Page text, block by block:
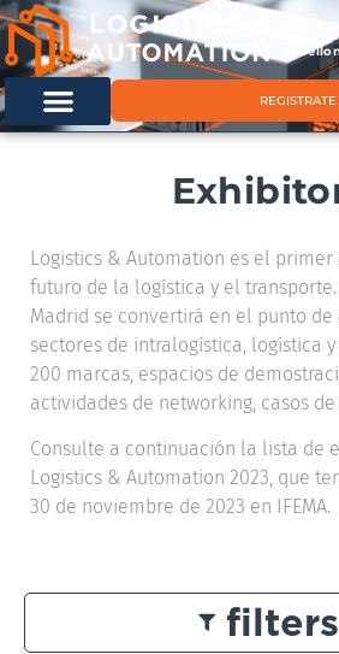
11 &
Logistics & Automation es el
futuro de la logística y el transporte.
Madrid se convertirá en el punto
sectores de intralogística, logística
200 marcas, espacios de
actividades de networking, casos
Consulte a continuación la lista de
Logistics & Automation 2023, que
30 de noviembre de 2023 en IFEMA.
filters